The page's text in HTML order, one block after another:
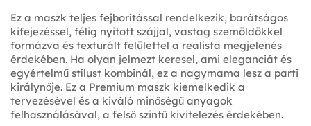
Ez a maszk teljes fejborítással rendelkezik, barátságos
kifejezéssel, félig nyitott szájjal, vastag szemöldökkel
formázva és texturált felülettel a realista megjelenés
érdekében. Ha olyan jelmezt keresel, ami eleganciát és
egyértelmű stílust kombinál, ez a nagymama lesz a parti
királynője. Ez a Premium maszk kiemelkedik a
tervezésével és a kiváló minőségű anyagok
felhasználásával, a felső szintű kivitelezés érdekében.